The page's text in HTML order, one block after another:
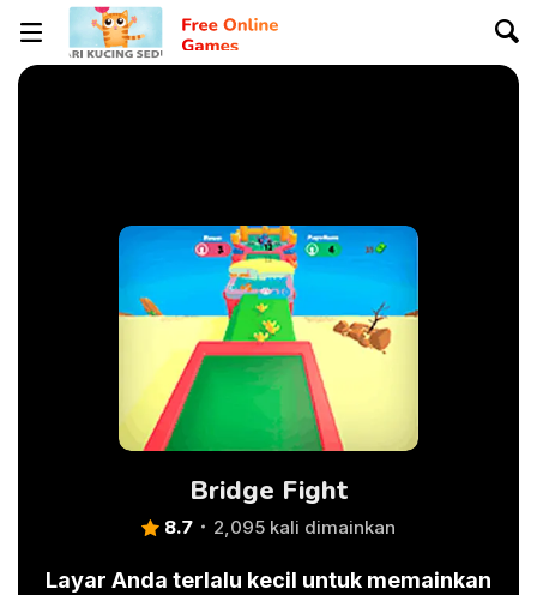
Bridge Fight
8.7 2,095 kali dimainkan
Layar Anda terlalu kecil untuk memainkan